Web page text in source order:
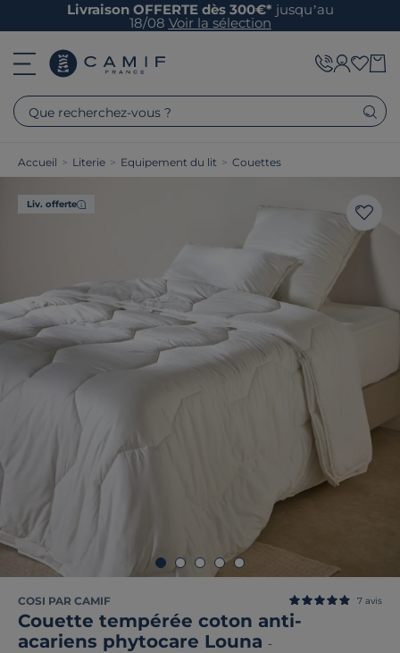
Livraison OFFERTE dès 300€* jusqu’au
18/08 Voir la sélection
Que recherchez-vous ?
Accueil > Literie > Equipement du lit > Couettes
Liv. offerte
COSI PAR CAMIF
Couette tempérée coton anti-
acariens phytocare Louna -
7 avis